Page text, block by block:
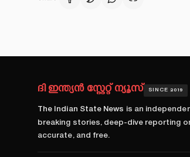
ദി ഇന്ത്യൻ സ്റ്റേറ്റ് ന്യൂസ് SINCE 2019
The Indian State News is an
breaking stories, deep-dive reporting
accurate, and free.